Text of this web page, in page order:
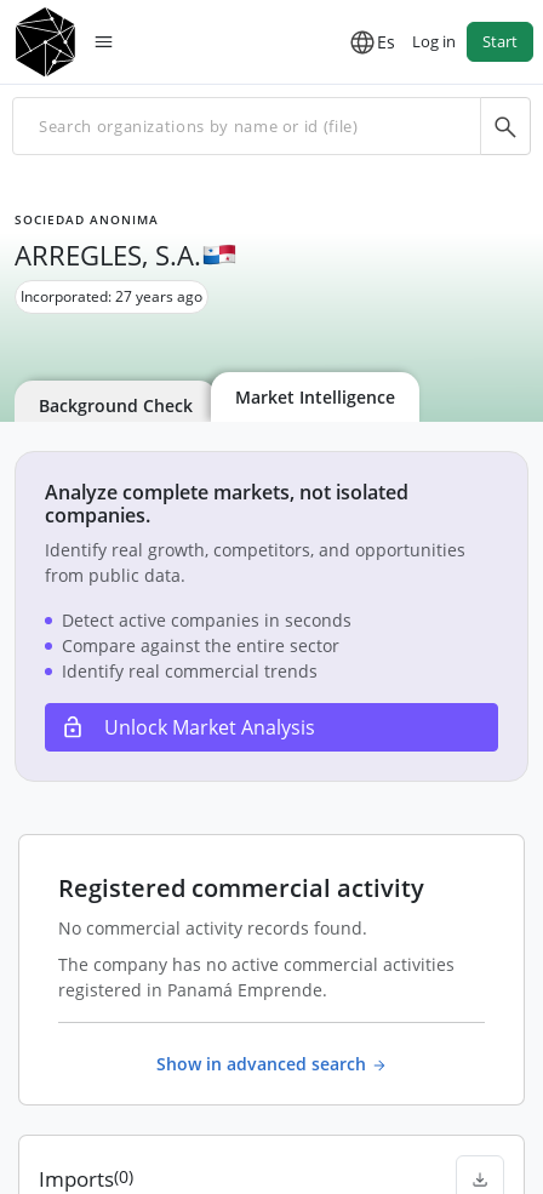
Es Log in Start
SOCIEDAD ANONIMA
ARREGLES, S.A.
Incorporated: 27 years ago
Background Check Market Intelligence
Analyze complete markets, not isolated
companies.
Identify real growth, competitors, and opportunities
from public data.
Detect active companies in seconds
Compare against the entire sector
Identify real commercial trends
Unlock Market Analysis
Registered commercial activity
No commercial activity records found.
The company has no active commercial activities
registered in Panamá Emprende.
Show in advanced search
Imports(0)